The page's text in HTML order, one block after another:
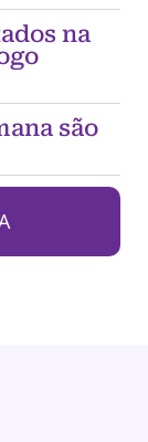
na
são